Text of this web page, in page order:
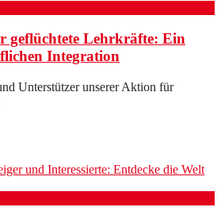
geflüchtete Lehrkräfte: Ein
Integration
Unterstützer unserer Aktion für